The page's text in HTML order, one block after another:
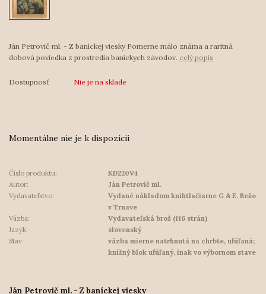
Ján Petrovič ml. - Z baníckej viesky Pomerne málo známa a raritná
dobová poviedka z prostredia baníckych závodov. celý popis
Dostupnosť Nie je na sklade
Momentálne nie je k dispozícii
Číslo produktu:
KD220V4
Autor:
Ján Petrovič ml.
Vydavateľstvo:
Vydané nákladom kníhtlačiarne G & E. Bežo
v Trnave
Väzba:
Vydavateľská brož (116 strán)
Jazyk:
slovenský
Stav:
väzba mierne natrhnutá na chrbte, ufúľaná;
knižný blok ufúľaný, inak vo výbornom stave
Ján Petrovič ml. - Z baníckej viesky